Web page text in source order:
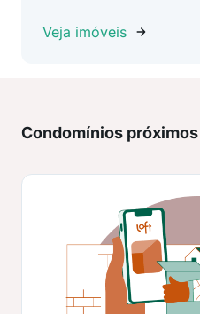
Veja imóveis
Condomínios próximos